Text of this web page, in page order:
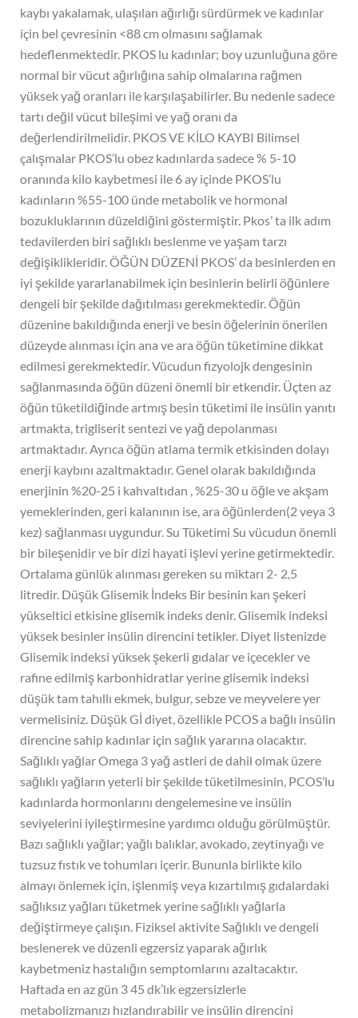
kaybı yakalamak, ulaşılan ağırlığı sürdürmek ve kadınlar
için bel çevresinin <88 cm olmasını sağlamak
hedeflenmektedir. PKOS lu kadınlar; boy uzunluğuna göre
normal bir vücut ağırlığına sahip olmalarına rağmen
yüksek yağ oranları ile karşılaşabilirler. Bu nedenle sadece
tartı değil vücut bileşimi ve yağ oranı da
değerlendirilmelidir. PKOS VE KİLO KAYBI Bilimsel
çalışmalar PKOS’lu obez kadınlarda sadece % 5-10
oranında kilo kaybetmesi ile 6 ay içinde PKOS’lu
kadınların %55-100 ünde metabolik ve hormonal
bozukluklarının düzeldiğini göstermiştir. Pkos’ ta ilk adım
tedavilerden biri sağlıklı beslenme ve yaşam tarzı
değişiklikleridir. ÖĞÜN DÜZENİ PKOS’ da besinlerden en
iyi şekilde yararlanabilmek için besinlerin belirli öğünlere
dengeli bir şekilde dağıtılması gerekmektedir. Öğün
düzenine bakıldığında enerji ve besin öğelerinin önerilen
düzeyde alınması için ana ve ara öğün tüketimine dikkat
edilmesi gerekmektedir. Vücudun fizyolojk dengesinin
sağlanmasında öğün düzeni önemli bir etkendir. Üçten az
öğün tüketildiğinde artmış besin tüketimi ile insülin yanıtı
artmakta, trigliserit sentezi ve yağ depolanması
artmaktadır. Ayrıca öğün atlama termik etkisinden dolayı
enerji kaybını azaltmaktadır. Genel olarak bakıldığında
enerjinin %20-25 i kahvaltıdan , %25-30 u öğle ve akşam
yemeklerinden, geri kalanının ise, ara öğünlerden(2 veya 3
kez) sağlanması uygundur. Su Tüketimi Su vücudun önemli
bir bileşenidir ve bir dizi hayati işlevi yerine getirmektedir.
Ortalama günlük alınması gereken su miktarı 2- 2,5
litredir. Düşük Glisemik İndeks Bir besinin kan şekeri
yükseltici etkisine glisemik indeks denir. Glisemik indeksi
yüksek besinler insülin direncini tetikler. Diyet listenizde
Glisemik indeksi yüksek şekerli gıdalar ve içecekler ve
rafine edilmiş karbonhidratlar yerine glisemik indeksi
düşük tam tahıllı ekmek, bulgur, sebze ve meyvelere yer
vermelisiniz. Düşük Gİ diyet, özellikle PCOS a bağlı insülin
direncine sahip kadınlar için sağlık yararına olacaktır.
Sağlıklı yağlar Omega 3 yağ astleri de dahil olmak üzere
sağlıklı yağların yeterli bir şekilde tüketilmesinin, PCOS’lu
kadınlarda hormonlarını dengelemesine ve insülin
seviyelerini iyileştirmesine yardımcı olduğu görülmüştür.
Bazı sağlıklı yağlar; yağlı balıklar, avokado, zeytinyağı ve
tuzsuz fıstık ve tohumları içerir. Bununla birlikte kilo
almayı önlemek için, işlenmiş veya kızartılmış gıdalardaki
sağlıksız yağları tüketmek yerine sağlıklı yağlarla
değiştirmeye çalışın. Fiziksel aktivite Sağlıklı ve dengeli
beslenerek ve düzenli egzersiz yaparak ağırlık
kaybetmeniz hastalığın semptomlarını azaltacaktır.
Haftada en az gün 3 45 dk’lık egzersizlerle
metabolizmanızı hızlandırabilir ve insülin direncini